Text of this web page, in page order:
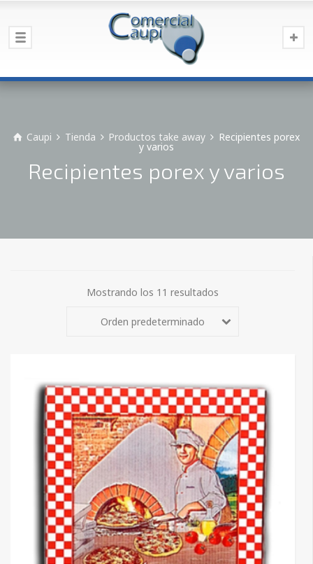
Caupi Tienda Productos take away Recipientes porex
y varios
Recipientes porex y varios
Mostrando los 11 resultados
Orden predeterminado